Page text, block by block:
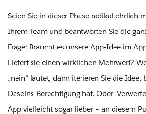
Seien Sie in dieser Phase radikal ehrlich
Ihrem Team und beantworten Sie die
Frage: Braucht es unsere App-Idee im
Liefert sie einen wirklichen Mehrwert?
„nein“ lautet, dann iterieren Sie die Idee,
Daseins-Berechtigung hat. Oder:
App vielleicht sogar lieber – an diesem